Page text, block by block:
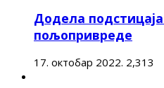
Додела
пољопривреде
17. октобар 2022. 2,313